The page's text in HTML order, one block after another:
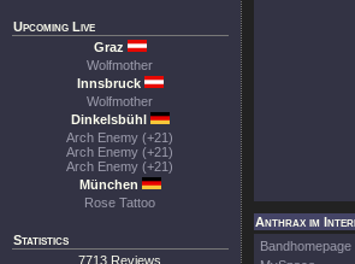
Upcoming Live
Graz
Wolfmother
Innsbruck
Wolfmother
Dinkelsbühl
Arch Enemy (+21)
Arch Enemy (+21)
Arch Enemy (+21)
München
Rose Tattoo
Statistics
7713 Reviews
Anthrax im
Bandhomepage